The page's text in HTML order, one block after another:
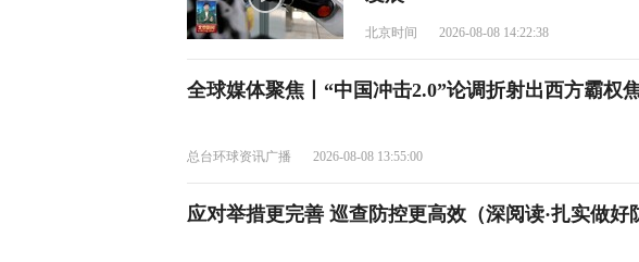
北京时间 2026-08-08 14:22:38
全球媒体聚焦丨“中国冲击2.0”论调折射出西方霸权
总台环球资讯广播 2026-08-08 13:55:00
应对举措更完善 巡查防控更高效（深阅读·扎实做好